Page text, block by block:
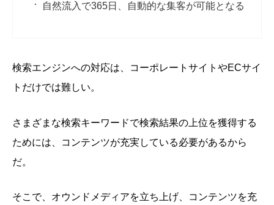
自然流入で365日、自動的な集客が可能となる
検索エンジンへの対応は、コーポレートサイトやECサイ
トだけでは難しい。
さまざまな検索キーワードで検索結果の上位を獲得する
ためには、コンテンツが充実している必要があるから
だ。
そこで、オウンドメディアを立ち上げ、コンテンツを充